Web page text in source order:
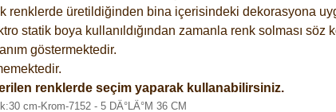
renklerde üretildiğinden bina içerisindeki dekorasyona
statik boya kullanıldığından zamanla renk solması söz
göstermektedir.
renklerde seçim yaparak kullanabilirsiniz.